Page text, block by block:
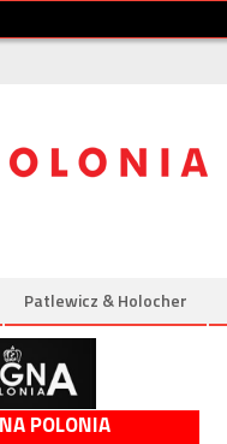
Patlewicz & Holocher
POLONIA